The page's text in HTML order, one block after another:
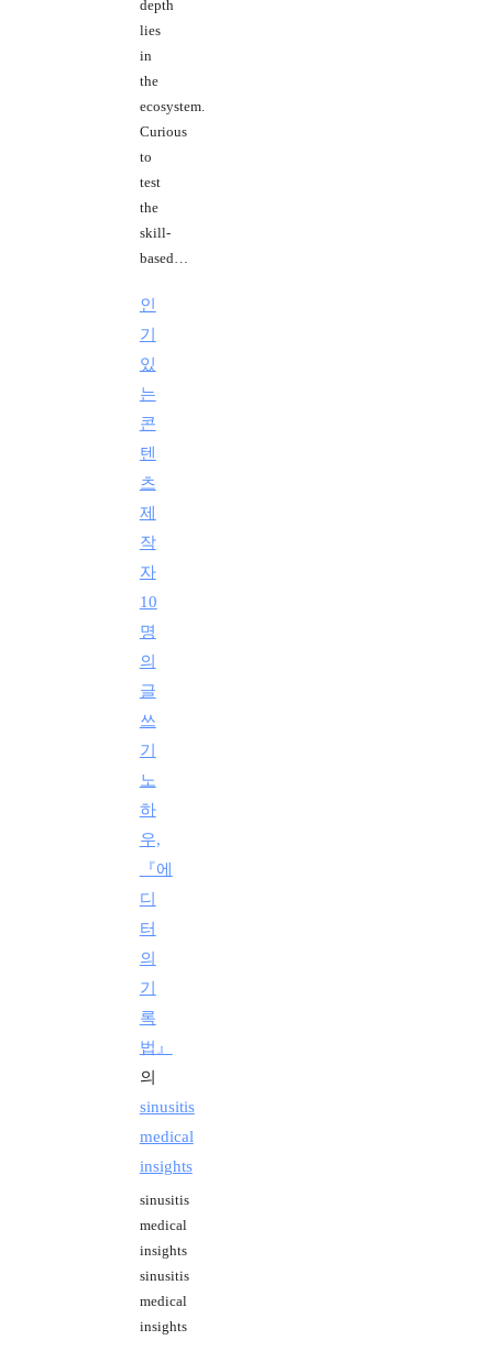
depth
lies
in
the
ecosystem.
Curious
to
test
the
skill-
based…
인
기
있
는
콘
텐
츠
제
작
자
10
명
의
글
쓰
기
노
하
우,
『에
디
터
의
기
록
법』
의
sinusitis
medical
insights
sinusitis
medical
insights
sinusitis
medical
insights